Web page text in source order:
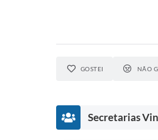
GOSTEI NÃO
Secretarias